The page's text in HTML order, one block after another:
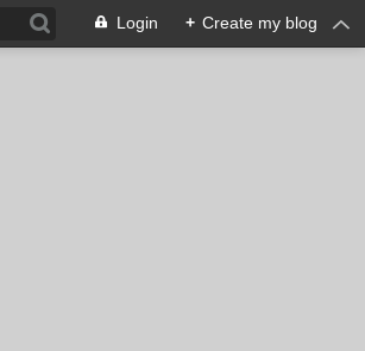
Login + Create my blog